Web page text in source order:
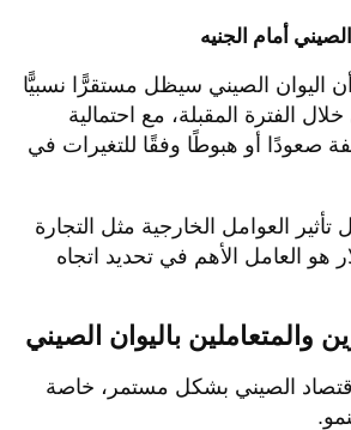
أمام الجنيه
اليوان الصيني سيظل مستقرًّا نسبيًّا
الفترة المقبلة، مع احتمالية
صعودًا أو هبوطًا وفقًا للتغيرات في
العوامل الخارجية مثل التجارة
هو العامل الأهم في تحديد اتجاه
والمتعاملين باليوان الصيني
الصيني بشكل مستمر، خاصة